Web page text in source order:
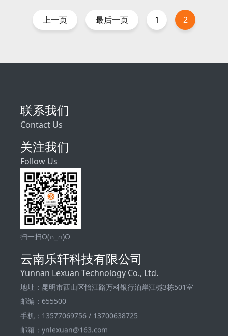
上一页 最后一页 1 2
联系我们
Contact Us
关注我们
Follow Us
扫一扫O(∩_∩)O
云南乐轩科技有限公司
Yunnan Lexuan Technology Co., Ltd.
地址：昆明市西山区怡江路万科银行泊岸江樾3栋501室
邮编：655500
手机：13577069756 / 13700638725
邮箱：ynlexuan@163.com